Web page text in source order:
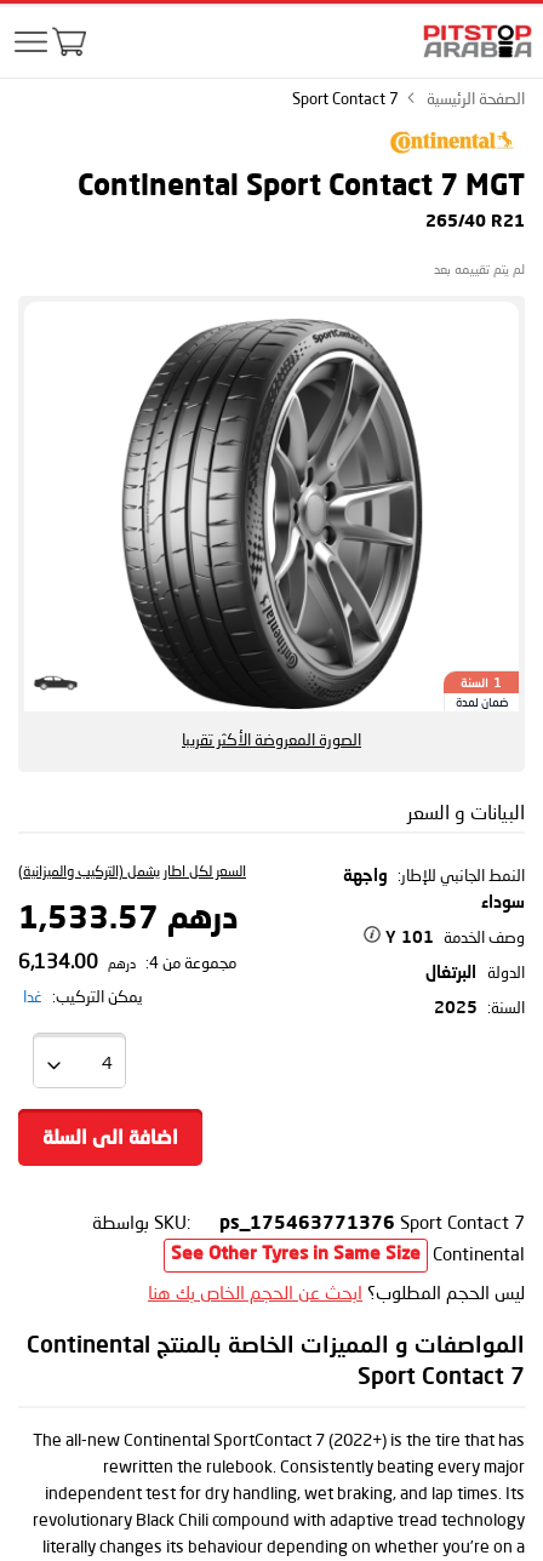
الصفحة الرئيسية Sport Contact 7
Continental Sport Contact 7 MGT
265/40 R21
لم يتم تقييمه بعد
1 السنة
ضمان لمدة
الصورة المعروضة الأكثر تقريبا
البيانات و السعر
النمط الجانبي للإطار:
واجهة
سوداء
وصف الخدمة 101 Y
الدولة البرتغال
السنة: 2025
السعر لكل اطار يشمل (التركيب والميزانية)
درهم 1,533.57
مجموعة من 4: درهم
يمكن التركيب: غدا
اضافة الى السلة
SKU: ps_175463771376 Sport Contact 7
بواسطة
Continental
See Other Tyres in Same Size
ليس الحجم المطلوب؟ ابحث عن الحجم الخاص بك هنا
المواصفات و المميزات الخاصة بالمنتج Continental
Sport Contact 7
The all-new Continental SportContact 7 (2022+) is the tire that has
rewritten the rulebook. Consistently beating every major
independent test for dry handling, wet braking, and lap times. Its
revolutionary Black Chili compound with adaptive tread technology
literally changes its behaviour depending on whether you’re on a